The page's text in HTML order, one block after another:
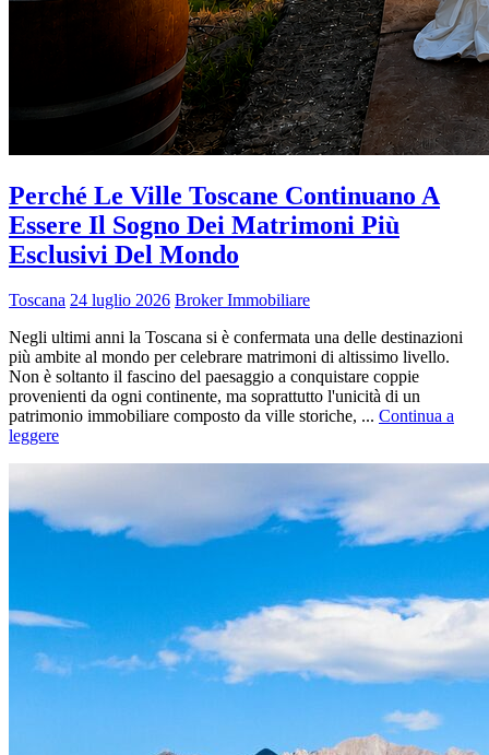
Perché Le Ville Toscane Continuano A
Essere Il Sogno Dei Matrimoni Più
Esclusivi Del Mondo
Toscana 24 luglio 2026 Broker Immobiliare
Negli ultimi anni la Toscana si è confermata una delle destinazioni
più ambite al mondo per celebrare matrimoni di altissimo livello.
Non è soltanto il fascino del paesaggio a conquistare coppie
provenienti da ogni continente, ma soprattutto l'unicità di un
patrimonio immobiliare composto da ville storiche, ... Continua a
leggere